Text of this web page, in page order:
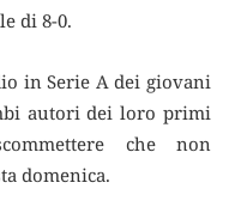
di 8-0.
in Serie A dei giovani
autori dei loro primi
che non
domenica.